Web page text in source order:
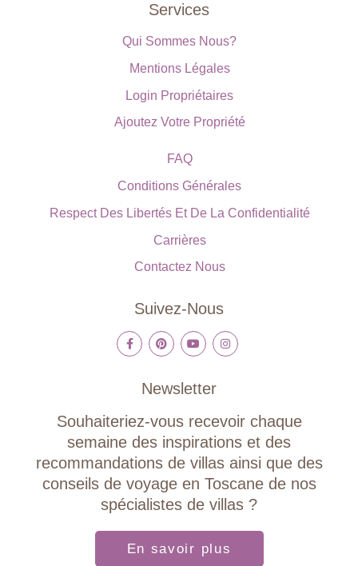
Services
Qui Sommes Nous?
Mentions Légales
Login Propriétaires
Ajoutez Votre Propriété
FAQ
Conditions Générales
Respect Des Libertés Et De La Confidentialité
Carrières
Contactez Nous
Suivez-Nous
Newsletter
Souhaiteriez-vous recevoir chaque
semaine des inspirations et des
recommandations de villas ainsi que des
conseils de voyage en Toscane de nos
spécialistes de villas ?
En savoir plus